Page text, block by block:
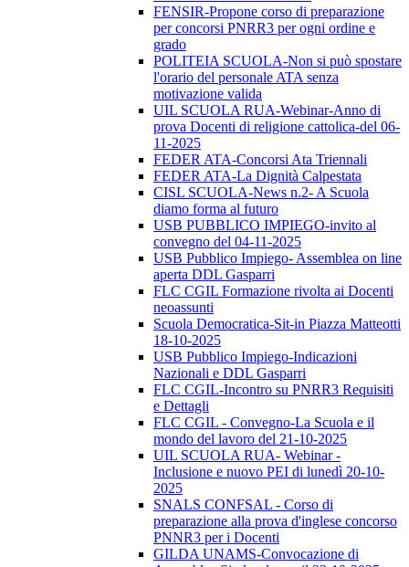
FENSIR-Propone corso di preparazione
per concorsi PNRR3 per ogni ordine e
grado
POLITEIA SCUOLA-Non si può spostare
l'orario del personale ATA senza
motivazione valida
UIL SCUOLA RUA-Webinar-Anno di
prova Docenti di religione cattolica-del 06-
11-2025
FEDER ATA-Concorsi Ata Triennali
FEDER ATA-La Dignità Calpestata
CISL SCUOLA-News n.2- A Scuola
diamo forma al futuro
USB PUBBLICO IMPIEGO-invito al
convegno del 04-11-2025
USB Pubblico Impiego- Assemblea on line
aperta DDL Gasparri
FLC CGIL Formazione rivolta ai Docenti
neoassunti
Scuola Democratica-Sit-in Piazza Matteotti
18-10-2025
USB Pubblico Impiego-Indicazioni
Nazionali e DDL Gasparri
FLC CGIL-Incontro su PNRR3 Requisiti
e Dettagli
FLC CGIL - Convegno-La Scuola e il
mondo del lavoro del 21-10-2025
UIL SCUOLA RUA- Webinar -
Inclusione e nuovo PEI di lunedì 20-10-
2025
SNALS CONFSAL - Corso di
preparazione alla prova d'inglese concorso
PNNR3 per i Docenti
GILDA UNAMS-Convocazione di